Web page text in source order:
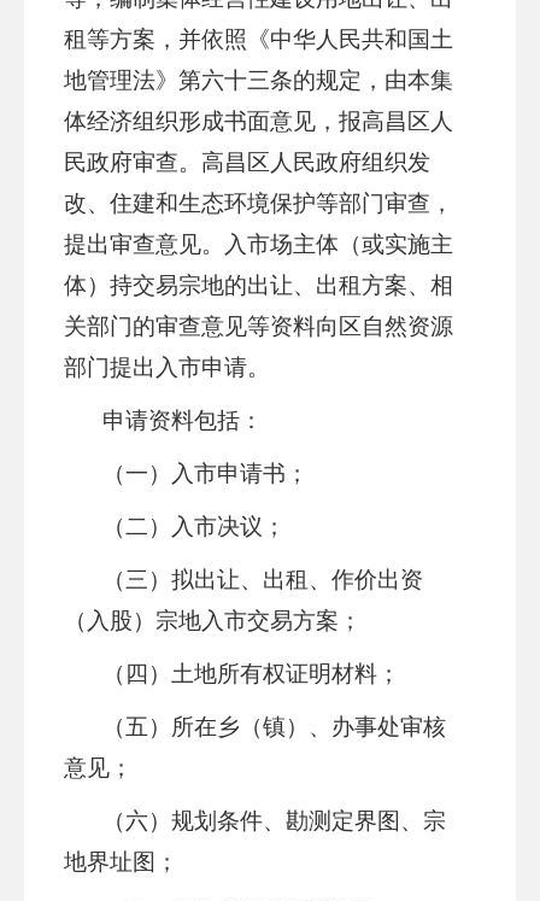
租等方案，并依照《中华人民共和国 土
地管理法》第六十三条的规定，由本集
体经济组织形成书面意见，报高昌区 人
民政府审查。 高昌区 人民政府组织发
改、 住建和生态环境保护等部门审查，
提出审查意见。入市场主体 （或实施主
体）持交易宗地的出让、出租方案、相
关部门的审查意见等资料向 区 自然资源
部门提出入市申请。
申请资料包括：
（一）入市申请书；
（二）入市决议；
（三）拟出让、出租、作价出资
（入股）宗地入市交易方案；
（四）土地所有权证明材料；
（五）所在乡（镇）、办事处审核
意见；
（六）规划条件、勘测定界图、宗
地界址图；